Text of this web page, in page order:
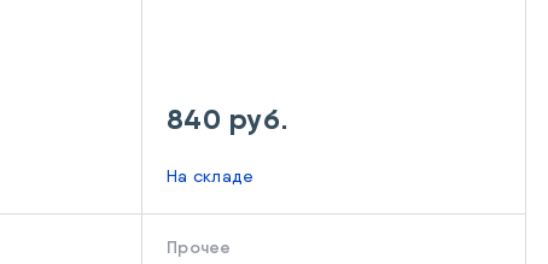
840 руб.
На складе
Прочее